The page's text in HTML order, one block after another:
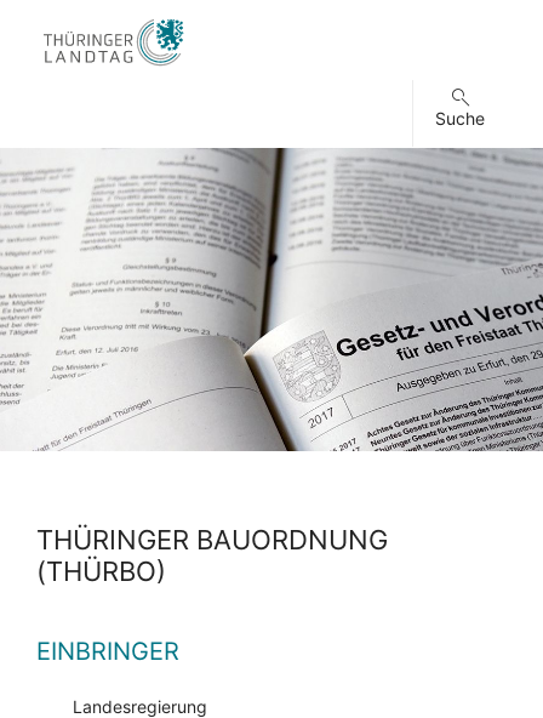
Suche
THÜRINGER BAUORDNUNG
(THÜRBO)
EINBRINGER
Landesregierung